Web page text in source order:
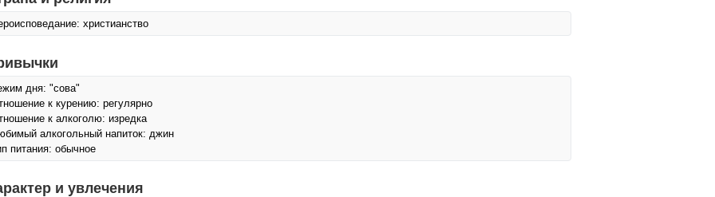
христианство
дня: "сова"
к курению: регулярно
к алкоголю: изредка
алкогольный напиток: джин
питания: обычное
и увлечения